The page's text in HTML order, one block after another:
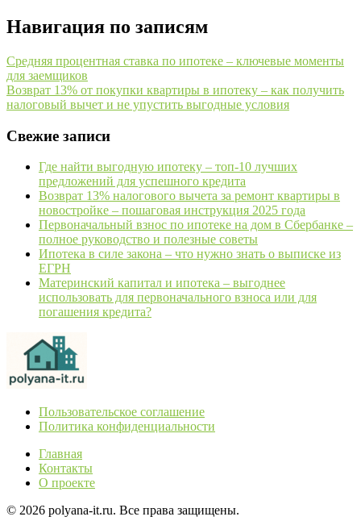
Навигация по записям
Средняя процентная ставка по ипотеке – ключевые моменты
для заемщиков
Возврат 13% от покупки квартиры в ипотеку – как получить
налоговый вычет и не упустить выгодные условия
Свежие записи
Где найти выгодную ипотеку – топ-10 лучших
предложений для успешного кредита
Возврат 13% налогового вычета за ремонт квартиры в
новостройке – пошаговая инструкция 2025 года
Первоначальный взнос по ипотеке на дом в Сбербанке –
полное руководство и полезные советы
Ипотека в силе закона – что нужно знать о выписке из
ЕГРН
Материнский капитал и ипотека – выгоднее
использовать для первоначального взноса или для
погашения кредита?
Пользовательское соглашение
Политика конфиденциальности
Главная
Контакты
О проекте
© 2026 polyana-it.ru. Все права защищены.